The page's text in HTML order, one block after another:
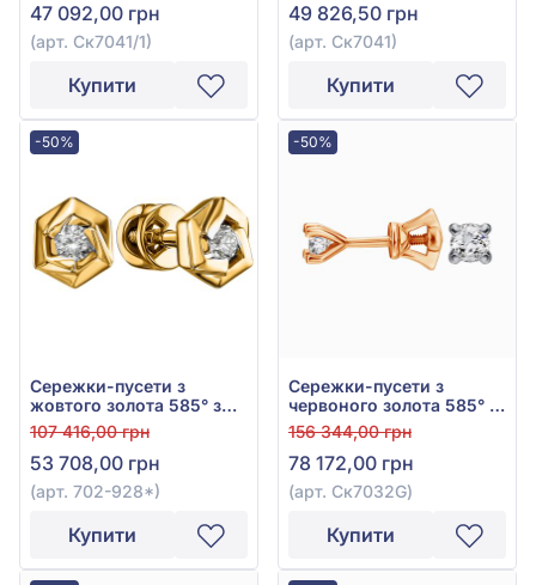
47 092,00 грн
(арт. Ск7041/1)
Купити
49 826,50 грн
(арт. Ск7041)
Купити
-50%
Сережки-пусети з
жовтого золота 585° з
діамантами 0,15ct, арт.
702-928*
107 416,00 грн
53 708,00 грн
(арт. 702-928*)
Купити
-50%
Сережки-пусети з
червоного золота 585° з
діамантами 0,62ct, арт.
Ск7032G
156 344,00 грн
78 172,00 грн
(арт. Ск7032G)
Купити